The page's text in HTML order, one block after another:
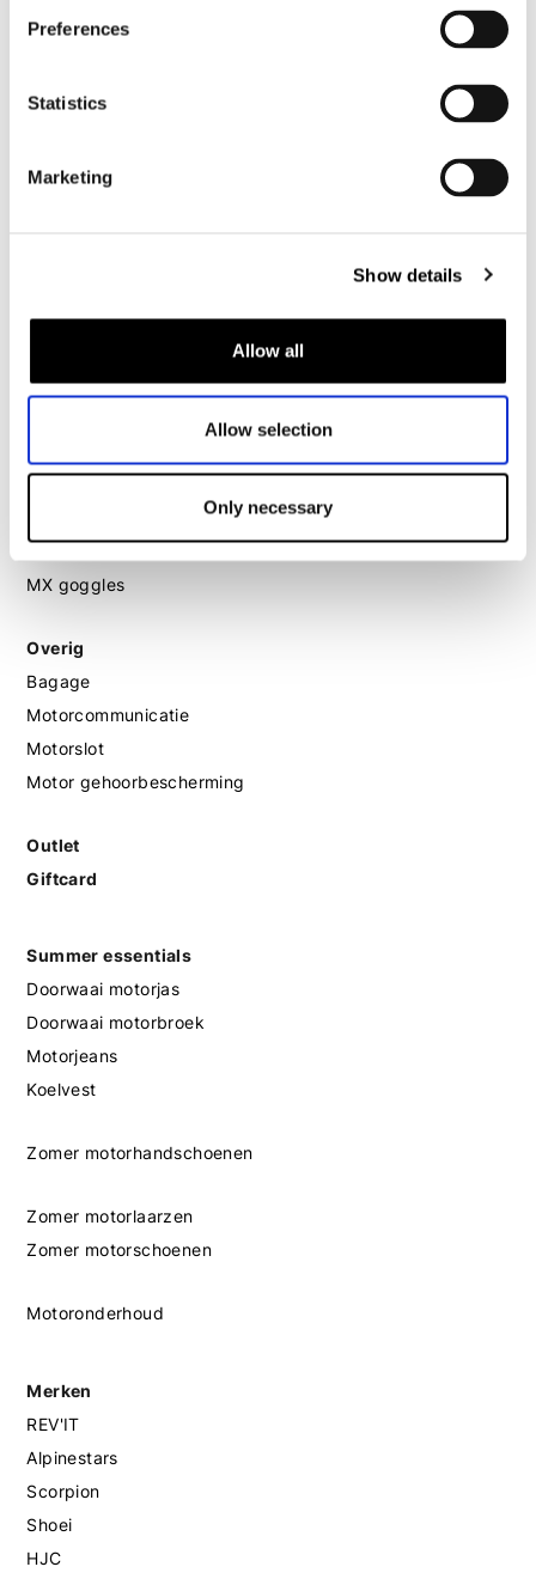
Preferences
Statistics
Marketing
Show details
Allow all
Allow selection
Only necessary
Motorjeans dames
MX laarzen
MX goggles
Overig
Bagage
Motorcommunicatie
Motorslot
Motor gehoorbescherming
Outlet
Giftcard
Summer essentials
Doorwaai motorjas
Doorwaai motorbroek
Motorjeans
Koelvest
Zomer motorhandschoenen
Zomer motorlaarzen
Zomer motorschoenen
Motoronderhoud
Merken
REV'IT
Alpinestars
Scorpion
Shoei
HJC